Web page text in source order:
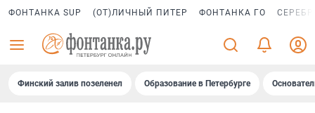
ФОНТАНКА SUP (ОТ)ЛИЧНЫЙ ПИТЕР ФОНТАНКА ГО
Финский залив позеленел Образование в Петербурге